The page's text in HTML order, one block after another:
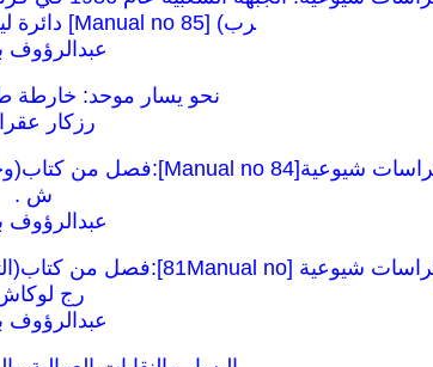
رب) [85 Manual no] دائرة ليون تروتسكي .فرنسا.
عبدالرؤوف
نحو يسار موحد: خارطة
رزكار
ش .
عبدالرؤوف
رج
عبدالرؤوف